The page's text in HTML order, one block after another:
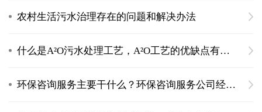
农村生活污水治理存在的问题和解决办法
什么是A²O污水处理工艺，A²O工艺的优缺点有什么
环保咨询服务主要干什么？环保咨询服务公司经营范围